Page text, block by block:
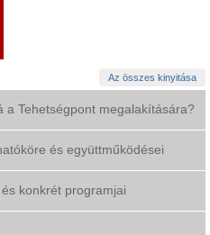
Az összes kinyitása
a Tehetségpont megalakítására?
és együttműködései
konkrét programjai